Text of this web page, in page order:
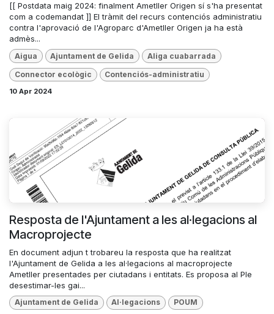
[[ Postdata maig 2024: finalment Ametller Origen sí s'ha presentat
com a codemandat ]] El tràmit del recurs contenciós administratiu
contra l'aprovació de l'Agroparc d'Ametller Origen ja ha està
admès...
Aigua Ajuntament de Gelida Aliga cuabarrada
Connector ecològic Contenciós-administratiu
10 Apr 2024
Resposta de l'Ajuntament a les al·legacions al
Macroprojecte
En document adjun t trobareu la resposta que ha realitzat
l'Ajuntament de Gelida a les al·legacions al macroprojecte
Ametller presentades per ciutadans i entitats. Es proposa al Ple
desestimar-les gai...
Ajuntament de Gelida Al·legacions POUM